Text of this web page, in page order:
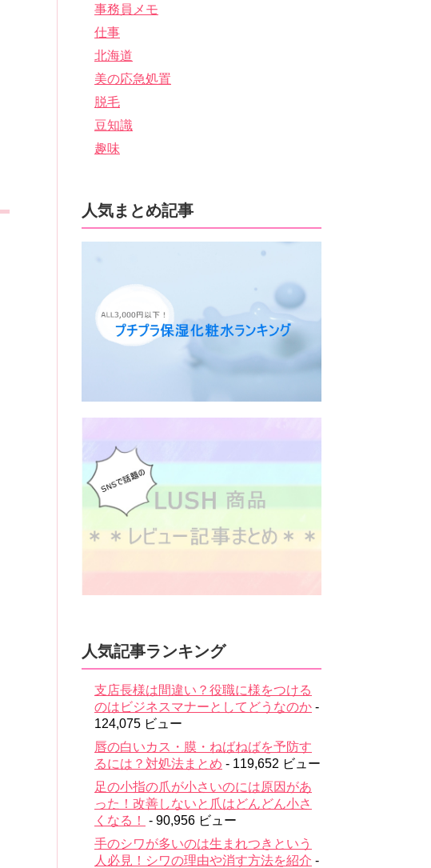
事務員メモ
仕事
北海道
美の応急処置
脱毛
豆知識
趣味
人気まとめ記事
人気記事ランキング
支店長様は間違い？役職に様をつける
のはビジネスマナーとしてどうなのか -
124,075 ビュー
唇の白いカス・膜・ねばねばを予防す
るには？対処法まとめ - 119,652 ビュー
足の小指の爪が小さいのには原因があ
った！改善しないと爪はどんどん小さ
くなる！
- 90,956 ビュー
手のシワが多いのは生まれつきという
人必見！シワの理由や消す方法を紹介 -